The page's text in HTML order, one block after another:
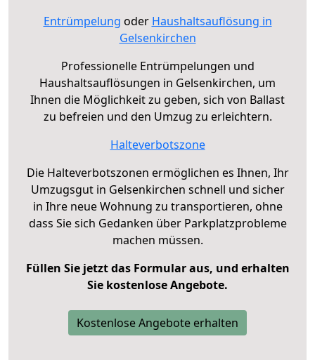
Entrümpelung oder Haushaltsauflösung in
Gelsenkirchen
Professionelle Entrümpelungen und
Haushaltsauflösungen in Gelsenkirchen, um
Ihnen die Möglichkeit zu geben, sich von Ballast
zu befreien und den Umzug zu erleichtern.
Halteverbotszone
Die Halteverbotszonen ermöglichen es Ihnen, Ihr
Umzugsgut in Gelsenkirchen schnell und sicher
in Ihre neue Wohnung zu transportieren, ohne
dass Sie sich Gedanken über Parkplatzprobleme
machen müssen.
Füllen Sie jetzt das Formular aus, und erhalten
Sie kostenlose Angebote.
Kostenlose Angebote erhalten